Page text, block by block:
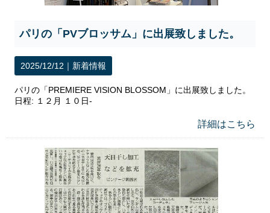
パリの「PVブロッサム」に出展致しました。
2025/12/12｜ 新着情報
パリの「PREMIERE VISION BLOSSOM」に出展致しました。
日程: １２月 １０日‐
詳細はこちら